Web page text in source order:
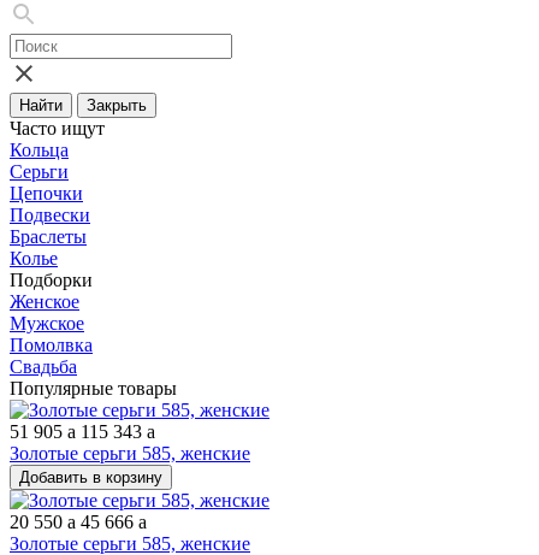
Найти Закрыть
Часто ищут
Кольца
Серьги
Цепочки
Подвески
Браслеты
Колье
Подборки
Женское
Мужское
Помолвка
Свадьба
Популярные товары
51 905 a 115 343 a
Золотые серьги 585, женские
Добавить в корзину
20 550 a 45 666 a
Золотые серьги 585, женские